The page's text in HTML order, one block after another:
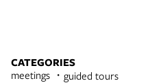
CATEGORIES
meetings guided tours